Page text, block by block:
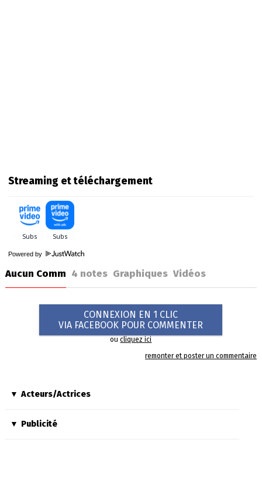
Streaming et téléchargement
Powered by
Aucun Comm 4 notes Graphiques Vidéos
CONNEXION EN 1 CLIC
VIA FACEBOOK POUR COMMENTER
oucliquez ici
remonter et poster un commentaire
Acteurs/Actrices
Publicité